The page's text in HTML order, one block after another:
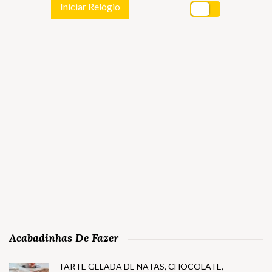
Iniciar Relógio
Acabadinhas De Fazer
TARTE GELADA DE NATAS, CHOCOLATE,